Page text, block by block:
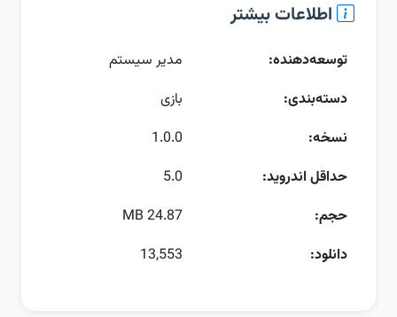
اطلاعات بیشتر
توسعه‌دهنده:
مدیر سیستم
دسته‌بندی:
بازی
نسخه:
1.0.0
حداقل اندروید:
5.0
حجم:
24.87 MB
دانلود:
13,553